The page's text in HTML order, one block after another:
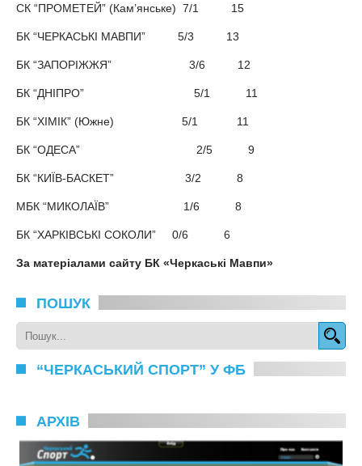
СК “ПРОМЕТЕЙ” (Кам’янське) 7/1 15
БК “ЧЕРКАСЬКІ МАВПИ” 5/3 13
БК “ЗАПОРІЖЖЯ” 3/6 12
БК “ДНІПРО” 5/1 11
БК “ХІМІК” (Южне) 5/1 11
БК “ОДЕСА” 2/5 9
БК “КИЇВ-БАСКЕТ” 3/2 8
МБК “МИКОЛАЇВ” 1/6 8
БК “ХАРКІВСЬКІ СОКОЛИ” 0/6 6
За матеріалами сайту БК «Черкаські Мавпи»
ПОШУК
“ЧЕРКАСЬКИЙ СПОРТ” У ФБ
АРХІВ